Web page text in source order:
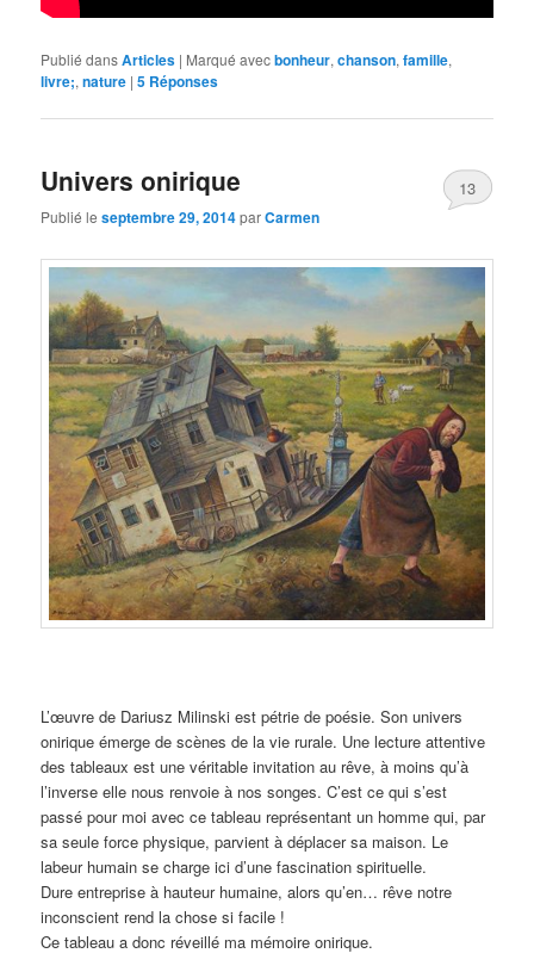
Publié dansArticles | Marqué avecbonheur,chanson,famille,
livre;,nature |5 Réponses
Univers onirique
Publié leseptembre 29, 2014parCarmen
13
L’œuvre de Dariusz Milinski est pétrie de poésie. Son univers
onirique émerge de scènes de la vie rurale. Une lecture attentive
des tableaux est une véritable invitation au rêve, à moins qu’à
l’inverse elle nous renvoie à nos songes. C’est ce qui s’est
passé pour moi avec ce tableau représentant un homme qui, par
sa seule force physique, parvient à déplacer sa maison. Le
labeur humain se charge ici d’une fascination spirituelle.
Dure entreprise à hauteur humaine, alors qu’en… rêve notre
inconscient rend la chose si facile !
Ce tableau a donc réveillé ma mémoire onirique.